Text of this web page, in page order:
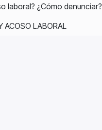
laboral? ¿Cómo denunciar?
ACOSO LABORAL